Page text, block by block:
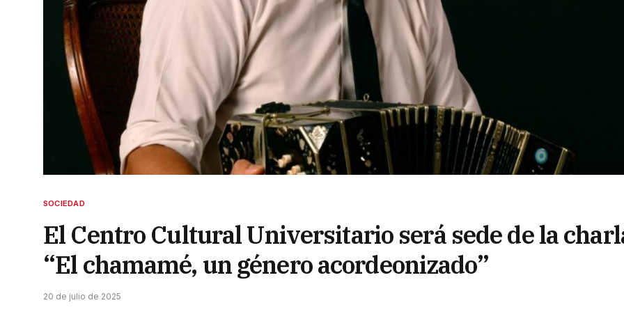
SOCIEDAD
El Centro Cultural Universitario será sede de la
“El chamamé, un género acordeonizado”
20 de julio de 2025